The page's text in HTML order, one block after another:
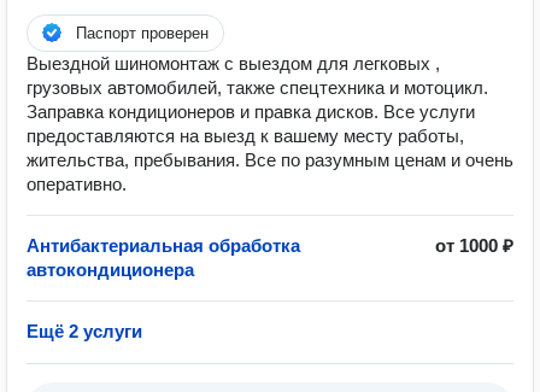
Паспорт проверен
Выездной шиномонтаж с выездом для легковых ,
грузовых автомобилей, также спецтехника и мотоцикл.
Заправка кондиционеров и правка дисков. Все услуги
предоставляются на выезд к вашему месту работы,
жительства, пребывания. Все по разумным ценам и очень
оперативно.
Антибактериальная обработка
автокондиционера
от 1000 ₽
Ещё 2 услуги